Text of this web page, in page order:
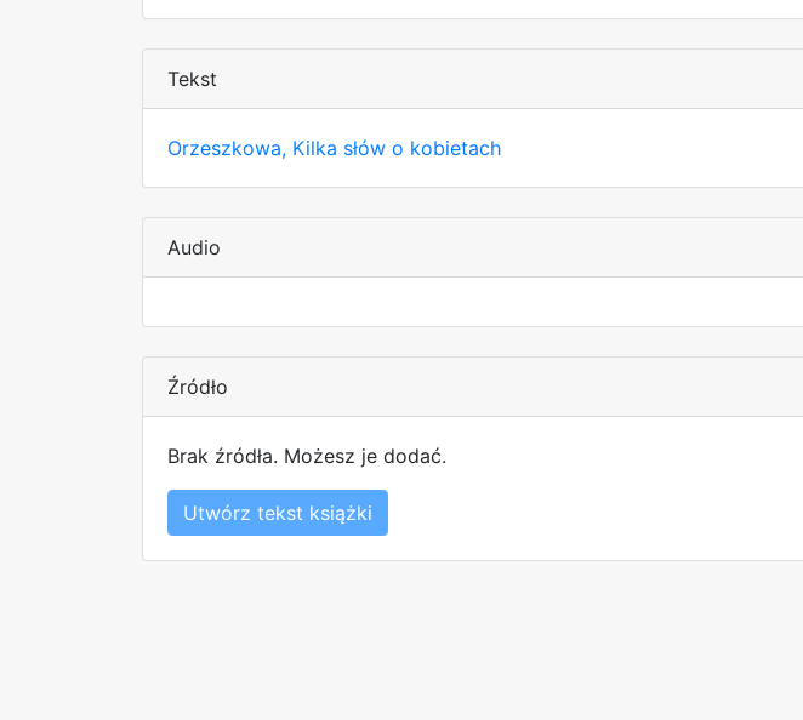
Tekst
Orzeszkowa, Kilka słów o kobietach
Audio
Źródło
Brak źródła. Możesz je dodać.
Utwórz tekst książki